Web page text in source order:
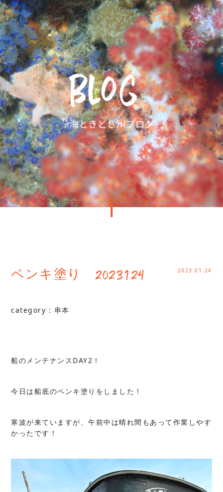
ペンキ塗り 2023.1.24 2023.01.24
category : 串本
船のメンテナンスDAY2！
今日は船底のペンキ塗りをしました！
寒波が来ていますが、午前中は晴れ間もあって作業しやす
かったです！